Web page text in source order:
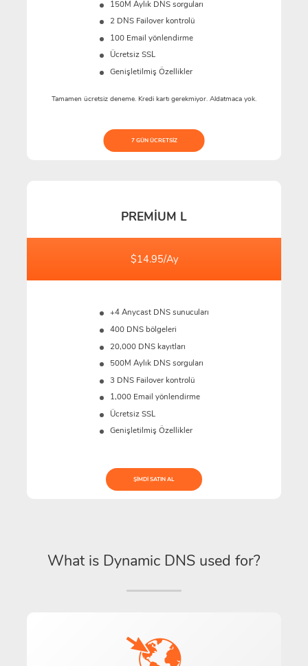
150M Aylık DNS sorguları
2 DNS Failover kontrolü
100 Email yönlendirme
Ücretsiz SSL
Genişletilmiş Özellikler
Tamamen ücretsiz deneme. Kredi kartı gerekmiyor. Aldatmaca yok.
7 GÜN ÜCRETSIZ
PREMIUM L
$14.95/Ay
+4 Anycast DNS sunucuları
400 DNS bölgeleri
20,000 DNS kayıtları
500M Aylık DNS sorguları
3 DNS Failover kontrolü
1,000 Email yönlendirme
Ücretsiz SSL
Genişletilmiş Özellikler
ŞIMDI SATIN AL
What is Dynamic DNS used for?